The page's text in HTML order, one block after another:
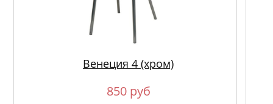
Венеция 4 (хром)
850 руб